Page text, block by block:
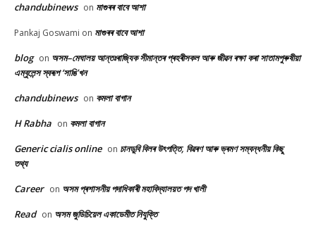
chandubinews on মাগুৰৰ বাবে আশা
Pankaj Goswami on মাগুৰৰ বাবে আশা
blog on অসম–মেঘালয় আন্তঃৰাজ্যিক সীমান্তৰ প্ৰহৰীসকল আৰু জীৱন ৰক্ষা কৰা সাতামপুৰুষীয়া
এম্বুলেন্স স্বৰূপ ‘সাঙি’খন
chandubinews on কমলা বাগান
H Rabha on কমলা বাগান
Generic cialis online on চানডুবি বিলৰ উৎপত্তি, বিৱৰণ আৰু ভ্ৰমণ সম্বন্ধনীয় কিছু
তথ্য
Career on অসম প্ৰশাসনীয় পদাধিকাৰী মহাবিদ্যালয়ত পদ খালী
Read on অসম জুডিচিয়েল একাডেমীত নিযুক্তি